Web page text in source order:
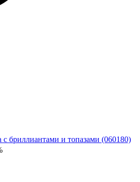
с бриллиантами и топазами (060180)